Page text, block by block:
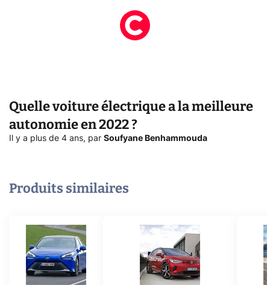
Quelle voiture électrique a la meilleure
autonomie en 2022 ?
Il y a plus de 4 ans, par Soufyane Benhammouda
Produits similaires